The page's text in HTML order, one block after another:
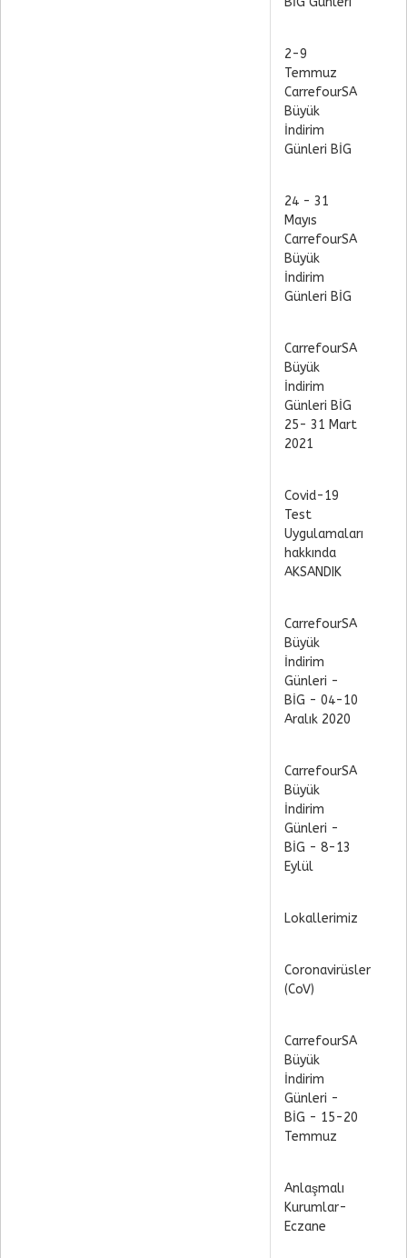
2-9
Temmuz
CarrefourSA
Büyük
İndirim
Günleri BİG
24 - 31
Mayıs
CarrefourSA
Büyük
İndirim
Günleri BİG
CarrefourSA
Büyük
İndirim
Günleri BİG
25- 31 Mart
2021
Covid-19
Test
Uygulamaları
hakkında
AKSANDIK
CarrefourSA
Büyük
İndirim
Günleri -
BİG - 04-10
Aralık 2020
CarrefourSA
Büyük
İndirim
Günleri -
BİG - 8-13
Eylül
Lokallerimiz
Coronavirüsler
(CoV)
CarrefourSA
Büyük
İndirim
Günleri -
BİG - 15-20
Temmuz
Anlaşmalı
Kurumlar-
Eczane